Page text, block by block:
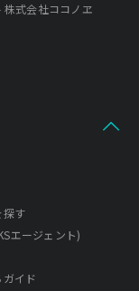
式会社ココノヱ
探す
エージェント)
イド